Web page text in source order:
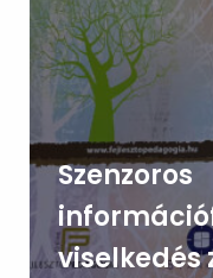
Szenzoros
viselkedés